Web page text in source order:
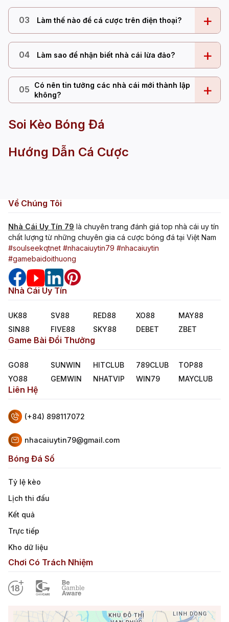
03 Làm thế nào để cá cược trên điện thoại? +
04 Làm sao để nhận biết nhà cái lừa đảo? +
05
Có nên tin tưởng các nhà cái mới thành lập
không?
+
Soi Kèo Bóng Đá
Hướng Dẫn Cá Cược
Về Chúng Tôi
Nhà Cái Uy Tín 79 là chuyên trang đánh giá top nhà cái uy tín
chất lượng từ những chuyên gia cá cược bóng đá tại Việt Nam
#soulseekqtnet #nhacaiuytin79 #nhacaiuytin
#gamebaidoithuong
Nhà Cái Uy Tín
UK88 SV88 RED88 XO88
MAY88
SIN88
FIVE88 SKY88 DEBET ZBET
Game Bài Đổi Thưởng
GO88 SUNWIN HITCLUB 789CLUB
TOP88
YO88
GEMWIN NHATVIP WIN79 MAYCLUB
Liên Hệ
(+84) 898117072
nhacaiuytin79@gmail.com
Bóng Đá Số
Tỷ lệ kèo
Lịch thi đấu
Kết quả
Trực tiếp
Kho dữ liệu
Chơi Có Trách Nhiệm